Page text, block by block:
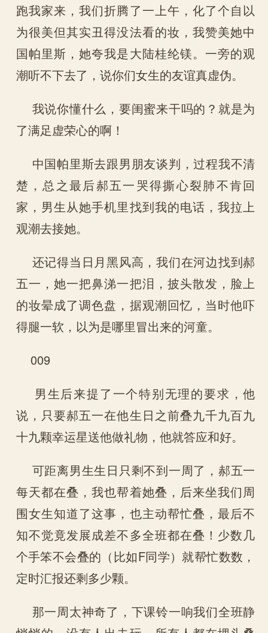
跑我家来，我们折腾了一上午，化了个自以
为很美但其实丑得没法看的妆，我赞美她中
国帕里斯，她夸我是大陆桂纶镁。一旁的观
潮听不下去了，说你们女生的友谊真虚伪。
我说你懂什么，要闺蜜来干吗的？就是为
了满足虚荣心的啊！
中国帕里斯去跟男朋友谈判，过程我不清
楚，总之最后郝五一哭得撕心裂肺不肯回
家，男生从她手机里找到我的电话，我拉上
观潮去接她。
还记得当日月黑风高，我们在河边找到郝
五一，她一把鼻涕一把泪，披头散发，脸上
的妆晕成了调色盘，据观潮回忆，当时他吓
得腿一软，以为是哪里冒出来的河童。
009
男生后来提了一个特别无理的要求，他
说，只要郝五一在他生日之前叠九千九百九
十九颗幸运星送他做礼物，他就答应和好。
可距离男生生日只剩不到一周了，郝五一
每天都在叠，我也帮着她叠，后来坐我们周
围女生知道了这事，也主动帮忙叠，最后不
知不觉竟发展成差不多全班都在叠！少数几
个手笨不会叠的（比如F同学）就帮忙数数，
定时汇报还剩多少颗。
那一周太神奇了，下课铃一响我们全班静